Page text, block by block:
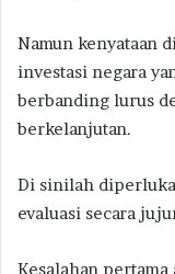
Namun kenyataan
investasi negara
berbanding lurus
berkelanjutan.
Di sinilah
evaluasi secara
Kesalahan